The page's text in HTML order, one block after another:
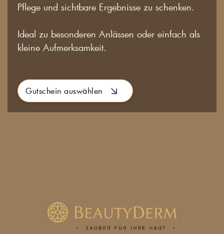
Pflege und sichtbare Ergebnisse zu schenken.
Ideal zu besonderen Anlässen oder einfach als
kleine Aufmerksamkeit.
Gutschein auswählen